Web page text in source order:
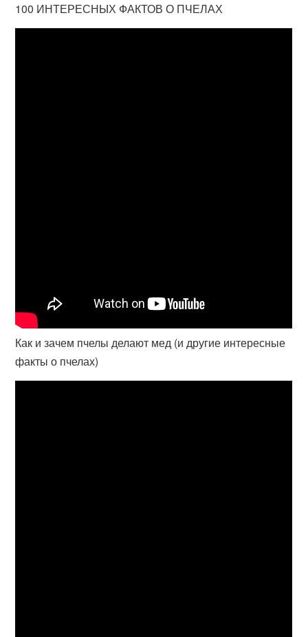
100 ИНТЕРЕСНЫХ ФАКТОВ О ПЧЕЛАХ
Как и зачем пчелы делают мед (и другие интересные
факты о пчелах)